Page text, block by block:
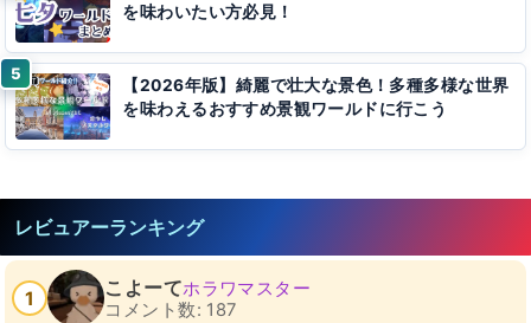
を味わいたい方必見！
【2026年版】綺麗で壮大な景色！多種多様な世界
を味わえるおすすめ景観ワールドに行こう
レビュアーランキング
1 こよーてホラワマスター
コメント数: 187